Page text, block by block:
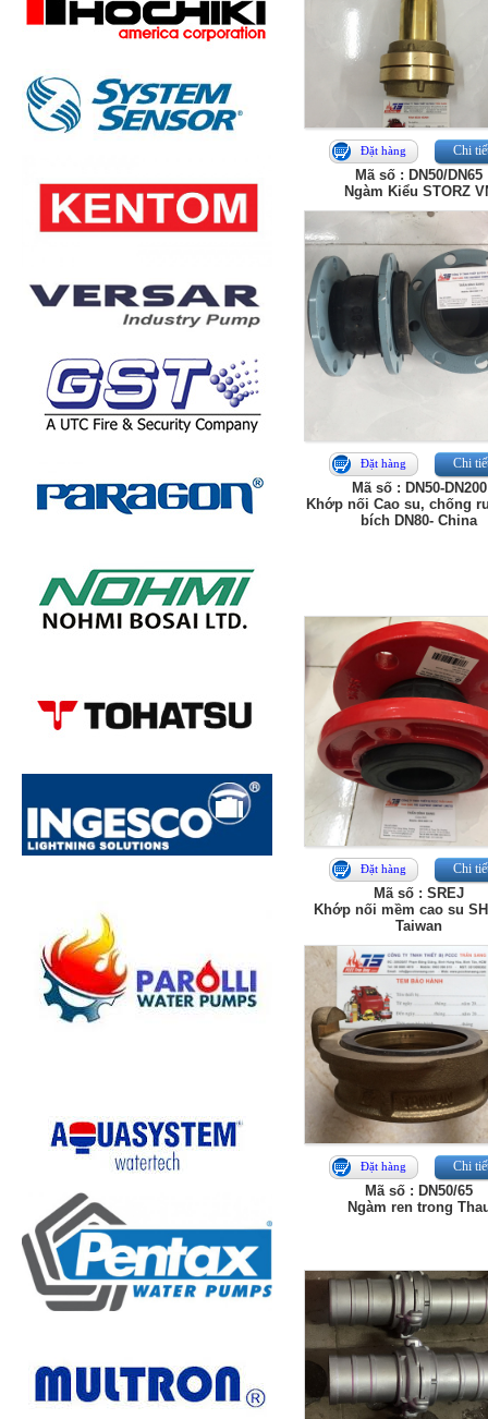
Đặt hàng Chi
Mã số : DN50/DN65
Ngàm Kiểu STORZ
Đặt hàng Chi
Mã số : DN50-DN200
Khớp nối Cao su, chống
bích DN80- China
Đặt hàng Chi
Mã số : SREJ
Khớp nối mềm cao su
Taiwan
Đặt hàng Chi
Mã số : DN50/65
Ngàm ren trong